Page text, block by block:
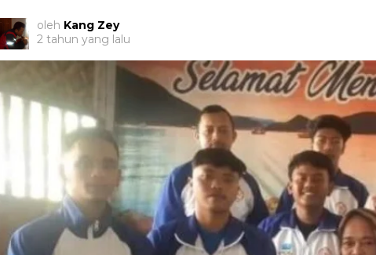
oleh Kang Zey
2 tahun yang lalu